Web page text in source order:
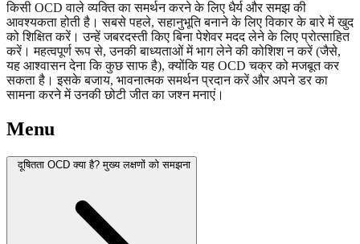
किसी OCD वाले व्यक्ति का समर्थन करने के लिए धैर्य और समझ की
आवश्यकता होती है। सबसे पहले, सहानुभूति बनाने के लिए विकार के बारे में खुद
को शिक्षित करें। उन्हें जबरदस्ती किए बिना पेशेवर मदद लेने के लिए प्रोत्साहित
करें। महत्वपूर्ण रूप से, उनकी बाध्यताओं में भाग लेने की कोशिश न करें (जैसे,
यह आश्वासन देना कि कुछ साफ है), क्योंकि यह OCD चक्र को मजबूत कर
सकता है। इसके बजाय, भावनात्मक समर्थन प्रदान करें और अपने डर का
सामना करने में उनकी छोटी जीत का जश्न मनाएं।
Menu
दूषितता OCD क्या है? मुख्य लक्षणों को समझना